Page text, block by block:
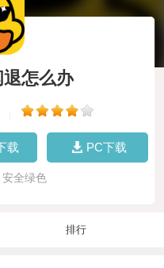
怎么办
载 PC下载
全绿色
排行